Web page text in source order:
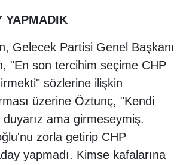
YAPMADIK
Gelecek Partisi Genel Başkanı
"En son tercihim seçime CHP
sözlerine ilişkin
üzerine Öztunç, "Kendi
duyarız ama girmeseymiş.
zorla getirip CHP
yapmadı. Kimse kafalarına